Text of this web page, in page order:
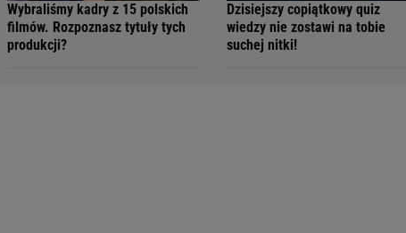
Wybraliśmy kadry z 15 polskich
filmów. Rozpoznasz tytuły tych
produkcji?
Dzisiejszy copiątkowy quiz
wiedzy nie zostawi na tobie
suchej nitki!